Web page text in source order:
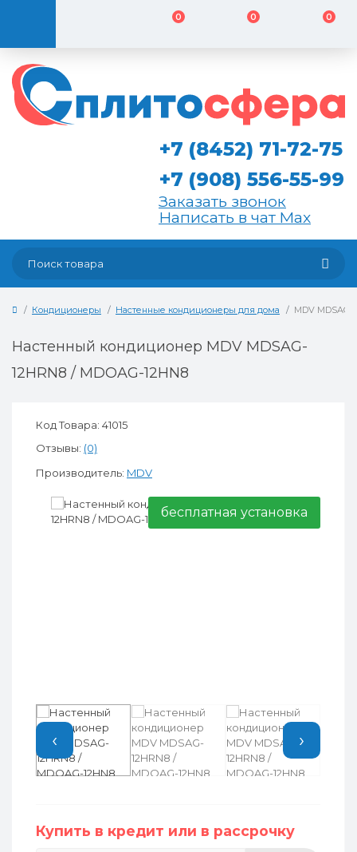
0 0 0
+7 (8452) 71-72-75
+7 (908) 556-55-99
Заказать звонок
Написать в чат Max
Кондиционеры Настенные кондиционеры для дома MDV MDSAG-
Настенный кондиционер MDV MDSAG-
12HRN8 / MDOAG-12HN8
Код Товара: 41015
Отзывы: (0)
Производитель: MDV
бесплатная установка
‹ ›
Купить в кредит или в рассрочку